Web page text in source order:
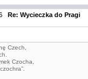
Re: Wycieczka do Pragi
Czech,
Czocha,